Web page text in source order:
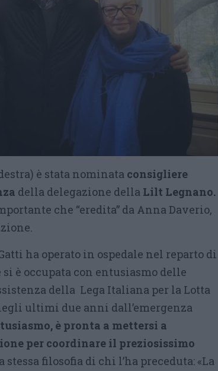
è stata nominata consigliere
della delegazione della Lilt Legnano.
che “eredita” da Anna Daverio,
ha operato in ospedale nel reparto di
è occupata con entusiasmo delle
della Lega Italiana per la Lotta
ultimi due anni dall’emergenza
è pronta a mettersi a
per coordinare il preziosissimo
stessa filosofia di chi l’ha preceduta: «La